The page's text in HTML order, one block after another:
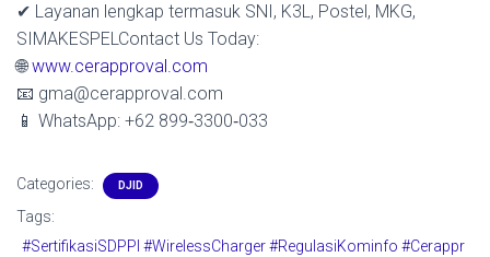
✔ Layanan lengkap termasuk SNI, K3L, Postel, MKG,
SIMAKESPELContact Us Today:
🌐www.cerapproval.com
📧 gma@cerapproval.com
📱 WhatsApp: +62 899‑3300‑033
Categories: DJID
Tags:
#SertifikasiSDPPI #WirelessCharger #RegulasiKominfo #Cerappr